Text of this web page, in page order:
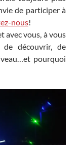
de participer à
nous!
avec vous, à vous
découvrir, de
pourquoi